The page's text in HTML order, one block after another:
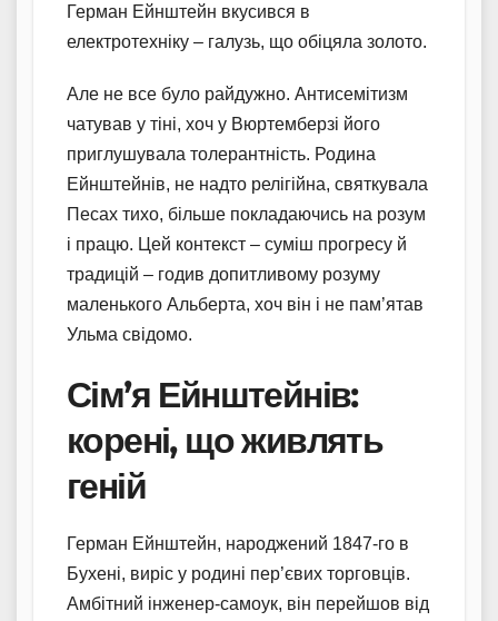
Герман Ейнштейн вкусився в
електротехніку – галузь, що обіцяла золото.
Але не все було райдужно. Антисемітизм
чатував у тіні, хоч у Вюртемберзі його
приглушувала толерантність. Родина
Ейнштейнів, не надто релігійна, святкувала
Песах тихо, більше покладаючись на розум
і працю. Цей контекст – суміш прогресу й
традицій – годив допитливому розуму
маленького Альберта, хоч він і не пам’ятав
Ульма свідомо.
Сім’я Ейнштейнів:
корені, що живлять
геній
Герман Ейнштейн, народжений 1847-го в
Бухені, виріс у родині пер’євих торговців.
Амбітний інженер-самоук, він перейшов від